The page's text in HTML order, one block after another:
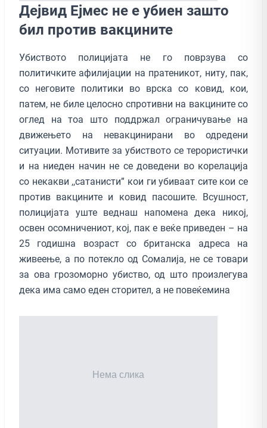
Дејвид Ејмес не е убиен зашто
бил против вакцините
Убиството полицијата не го поврзува со
политичките афилијации на пратеникот, ниту, пак,
со неговите политики во врска со ковид, кои,
патем, не биле целосно спротивни на вакцините со
оглед на тоа што поддржал ограничување на
движењето на невакцинирани во одредени
ситуации. Мотивите за убиството се терористички
и на ниеден начин не се доведени во корелација
со некакви ,,сатанисти” кои ги убиваат сите кои се
против вакцините и ковид пасошите. Всушност,
полицијата уште веднаш напомена дека никој,
освен осомничениот, кој, пак е веќе приведен – на
25 годишна возраст со британска адреса на
живеење, а по потекло од Сомалија, не се товари
за ова грозоморно убиство, од што произлегува
дека има само еден сторител, а не повеќемина